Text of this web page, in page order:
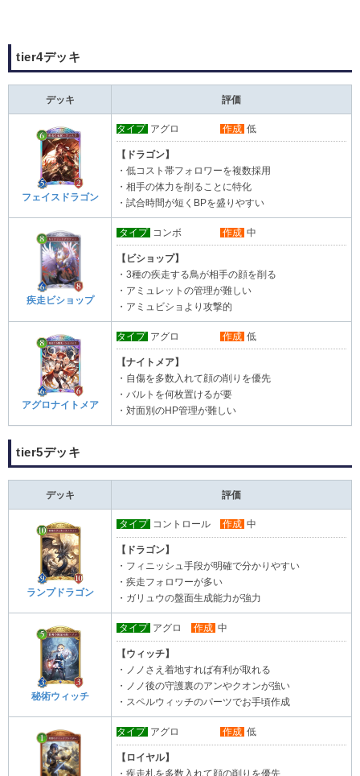
tier4デッキ
デッキ 評価
フェイスドラゴン
タイプ アグロ 作成 低
【ドラゴン】
・低コスト帯フォロワーを複数採用
・相手の体力を削ることに特化
・試合時間が短くBPを盛りやすい
疾走ビショップ
タイプ コンボ 作成 中
【ビショップ】
・3種の疾走する鳥が相手の顔を削る
・アミュレットの管理が難しい
・アミュビショより攻撃的
アグロナイトメア
タイプ アグロ 作成 低
【ナイトメア】
・自傷を多数入れて顔の削りを優先
・バルトを何枚置けるが要
・対面別のHP管理が難しい
tier5デッキ
デッキ 評価
ランプドラゴン
タイプ コントロール 作成 中
【ドラゴン】
・フィニッシュ手段が明確で分かりやすい
・疾走フォロワーが多い
・ガリュウの盤面生成能力が強力
秘術ウィッチ
タイプ アグロ 作成 中
【ウィッチ】
・ノノさえ着地すれば有利が取れる
・ノノ後の守護裏のアンやクオンが強い
・スペルウィッチのパーツでお手頃作成
タイプ アグロ 作成 低
【ロイヤル】
・疾走札を多数入れて顔の削りを優先